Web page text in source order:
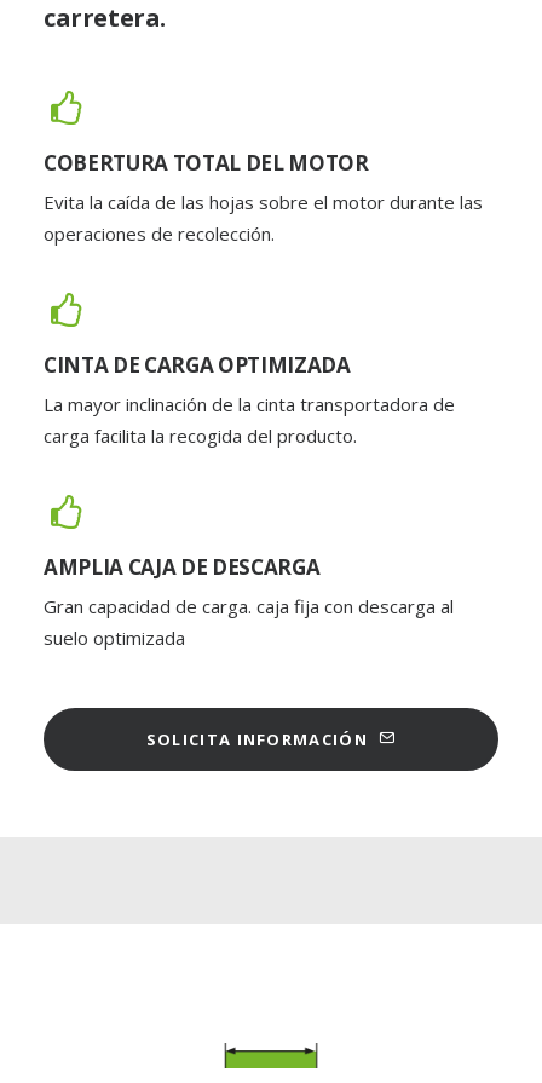
carretera.
COBERTURA TOTAL DEL MOTOR
Evita la caída de las hojas sobre el motor durante las
operaciones de recolección.
CINTA DE CARGA OPTIMIZADA
La mayor inclinación de la cinta transportadora de
carga facilita la recogida del producto.
AMPLIA CAJA DE DESCARGA
Gran capacidad de carga. caja fija con descarga al
suelo optimizada
SOLICITA INFORMACIÓN